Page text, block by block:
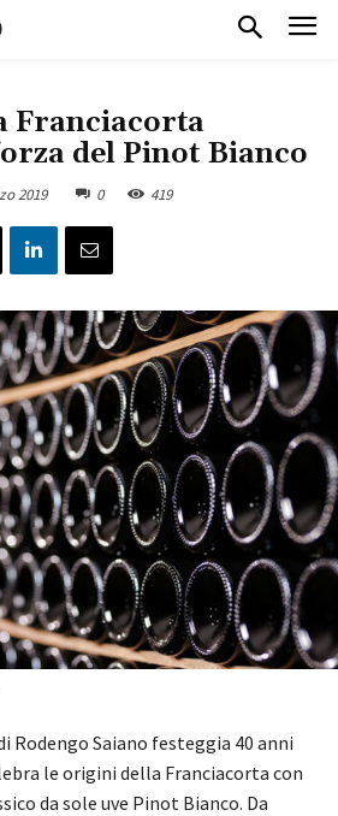
Franciacorta
del Pinot Bianco
2019 0 419
Rodengo Saiano festeggia 40 anni
le origini della Franciacorta con
da sole uve Pinot Bianco. Da